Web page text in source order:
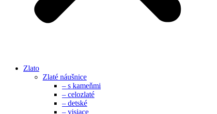
Zlato
Zlaté náušnice
– s kameňmi
– celozlaté
– detské
– visiace